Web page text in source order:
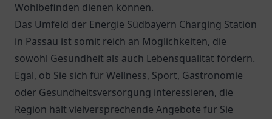
Wohlbefinden dienen können.
Das Umfeld der Energie Südbayern Charging Station
in Passau ist somit reich an Möglichkeiten, die
sowohl Gesundheit als auch Lebensqualität fördern.
Egal, ob Sie sich für Wellness, Sport, Gastronomie
oder Gesundheitsversorgung interessieren, die
Region hält vielversprechende Angebote für Sie